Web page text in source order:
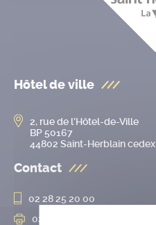
Hôtel de ville
2, rue de l’Hôtel-de-Ville
BP 50167
44802 Saint-Herblain cedex
Contact
02 28 25 20 00
02 28 25 20 10